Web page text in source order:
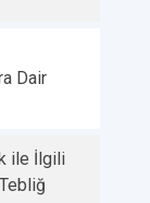
Dair
ile İlgili